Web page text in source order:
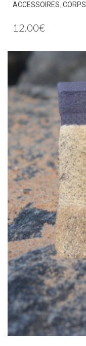
ACCESSOIRES, CORPS
12.00€